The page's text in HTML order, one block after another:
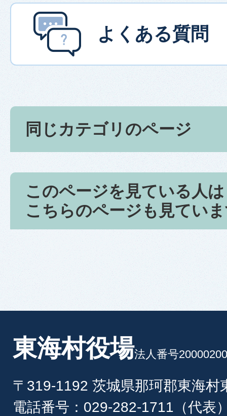
よくある質問
同じカテゴリのページ
このページを見ている人は
こちらのページも見てい
東海村役場法人番号
〒319-1192 茨城県那珂郡東海村
電話番号：029-282-1711（代表